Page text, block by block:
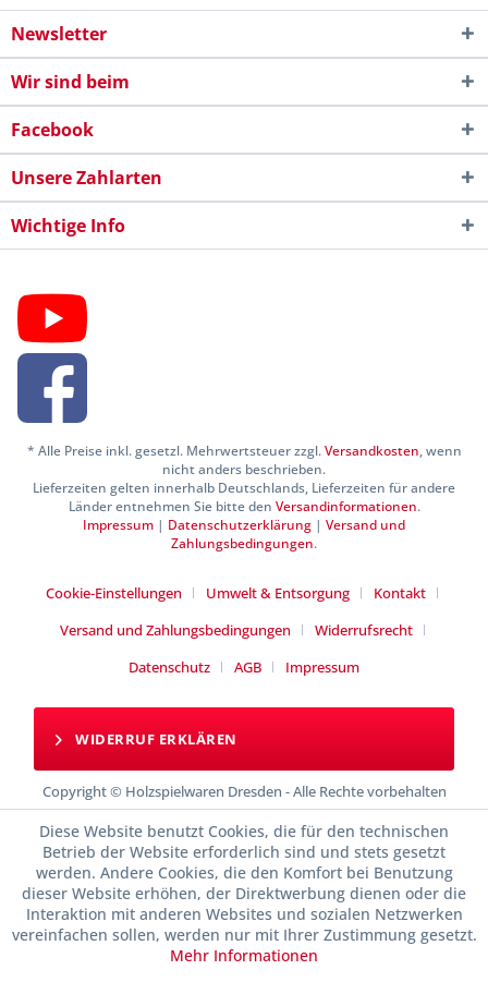
Newsletter
Wir sind beim
Facebook
Unsere Zahlarten
Wichtige Info
* Alle Preise inkl. gesetzl. Mehrwertsteuer zzgl.Versandkosten, wenn
nicht anders beschrieben.
Lieferzeiten gelten innerhalb Deutschlands, Lieferzeiten für andere
Länder entnehmen Sie bitte den Versandinformationen.
Impressum | Datenschutzerklärung | Versand und
Zahlungsbedingungen.
Cookie-Einstellungen Umwelt & Entsorgung
Kontakt
Versand und Zahlungsbedingungen
Widerrufsrecht
Datenschutz
AGB Impressum
WIDERRUF ERKLÄREN
Copyright © Holzspielwaren Dresden - Alle Rechte vorbehalten
Diese Website benutzt Cookies, die für den technischen
Betrieb der Website erforderlich sind und stets gesetzt
werden. Andere Cookies, die den Komfort bei Benutzung
dieser Website erhöhen, der Direktwerbung dienen oder die
Interaktion mit anderen Websites und sozialen Netzwerken
vereinfachen sollen, werden nur mit Ihrer Zustimmung gesetzt.
Mehr Informationen